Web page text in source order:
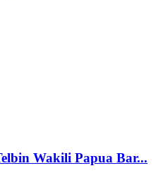
Wakili Papua Bar...